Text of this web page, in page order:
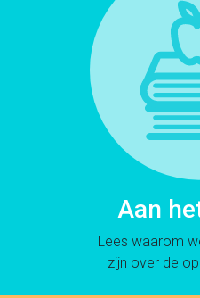
Aan
Lees waarom
zijn over de